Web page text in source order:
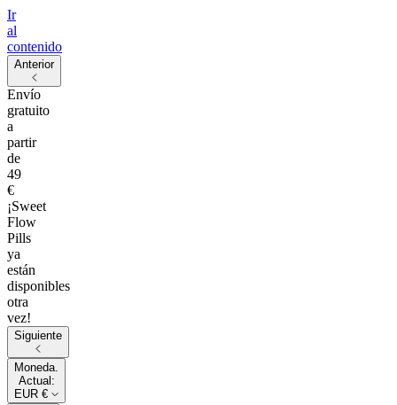
Ir
al
contenido
Anterior
Envío
gratuito
a
partir
de
49
€
¡Sweet
Flow
Pills
ya
están
disponibles
otra
vez!
Siguiente
Moneda.
Actual:
EUR €